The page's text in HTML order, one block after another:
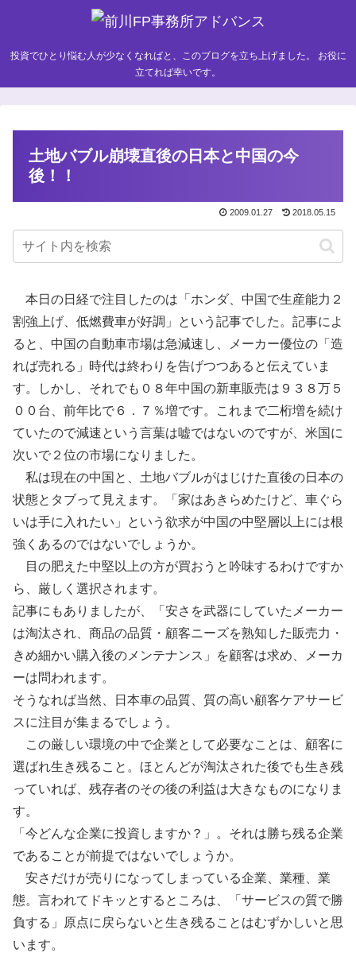
投資でひとり悩む人が少なくなればと、このブログを立ち上げました。 お役に
立てれば幸いです。
土地バブル崩壊直後の日本と中国の今
後！！
2009.01.27 2018.05.15
本日の日経で注目したのは「ホンダ、中国で生産能力２
割強上げ、低燃費車が好調」という記事でした。記事によ
ると、中国の自動車市場は急減速し、メーカー優位の「造
れば売れる」時代は終わりを告げつつあると伝えていま
す。しかし、それでも０８年中国の新車販売は９３８万５
００台、前年比で６．７％増です。これまで二桁増を続け
ていたので減速という言葉は嘘ではないのですが、米国に
次いで２位の市場になりました。
私は現在の中国と、土地バブルがはじけた直後の日本の
状態とタブって見えます。「家はあきらめたけど、車ぐら
いは手に入れたい」という欲求が中国の中堅層以上には根
強くあるのではないでしょうか。
目の肥えた中堅以上の方が買おうと吟味するわけですか
ら、厳しく選択されます。
記事にもありましたが、「安さを武器にしていたメーカー
は淘汰され、商品の品質・顧客ニーズを熟知した販売力・
きめ細かい購入後のメンテナンス」を顧客は求め、メーカ
ーは問われます。
そうなれば当然、日本車の品質、質の高い顧客ケアサービ
スに注目が集まるでしょう。
この厳しい環境の中で企業として必要なことは、顧客に
選ばれ生き残ること。ほとんどが淘汰された後でも生き残
っていれば、残存者のその後の利益は大きなものになりま
す。
「今どんな企業に投資しますか？」。それは勝ち残る企業
であることが前提ではないでしょうか。
安さだけが売りになってしまっている企業、業種、業
態。言われてドキッとするところは、「サービスの質で勝
負する」原点に戻らないと生き残ることはむずかしいと思
います。